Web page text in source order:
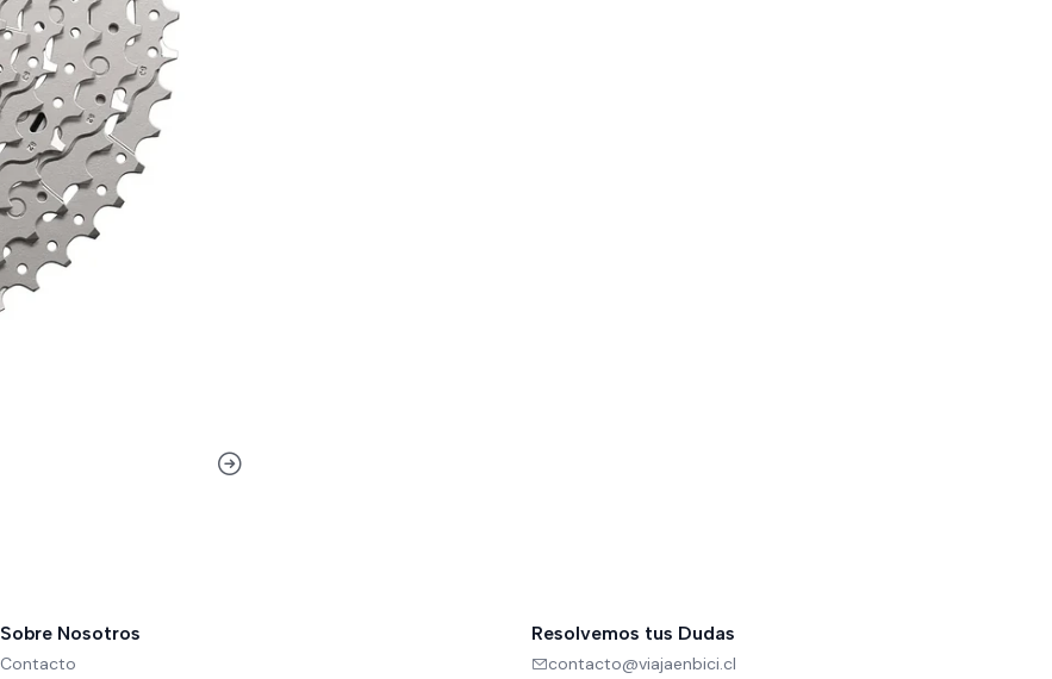
Sobre Nosotros
Contacto
Resolvemos tus Dudas
contacto@viajaenbici.cl